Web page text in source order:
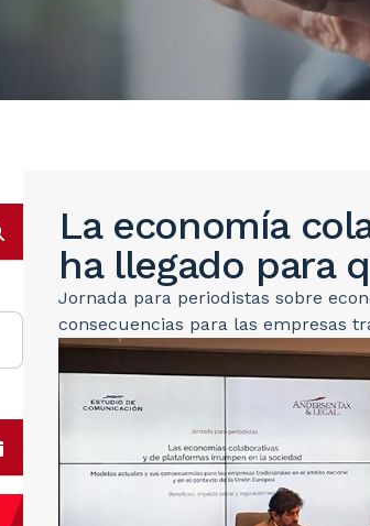
La economía
ha llegado para
Jornada para periodistas sobre
consecuencias para las empresas